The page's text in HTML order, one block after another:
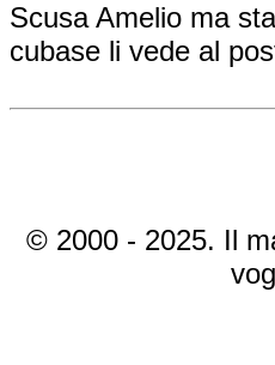
Scusa Amelio ma
cubase li vede al
© 2000 - 2025. Il